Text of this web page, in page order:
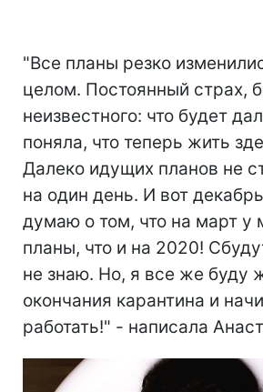
"Все планы резко
целом. Постоянный страх,
неизвестного: что будет
поняла, что теперь жить
Далеко идущих планов не
на один день. И вот
думаю о том, что на март у
планы, что и на 2020!
не знаю. Но, я все же буду
окончания карантина и
работать!" - написала